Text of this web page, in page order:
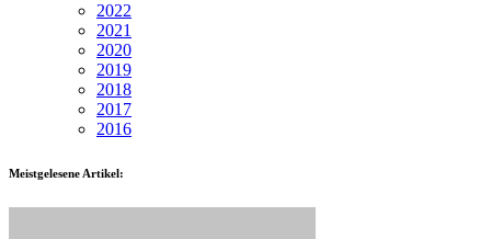
2022
2021
2020
2019
2018
2017
2016
Meistgelesene Artikel: